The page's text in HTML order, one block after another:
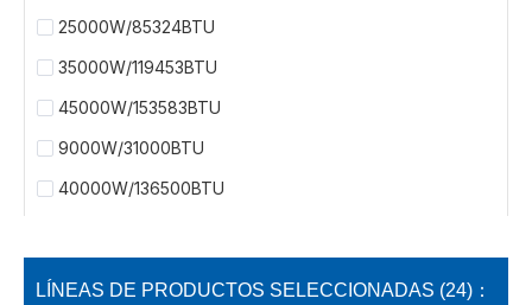
25000W/85324BTU
35000W/119453BTU
45000W/153583BTU
9000W/31000BTU
40000W/136500BTU
LÍNEAS DE PRODUCTOS SELECCIONADAS (24)：